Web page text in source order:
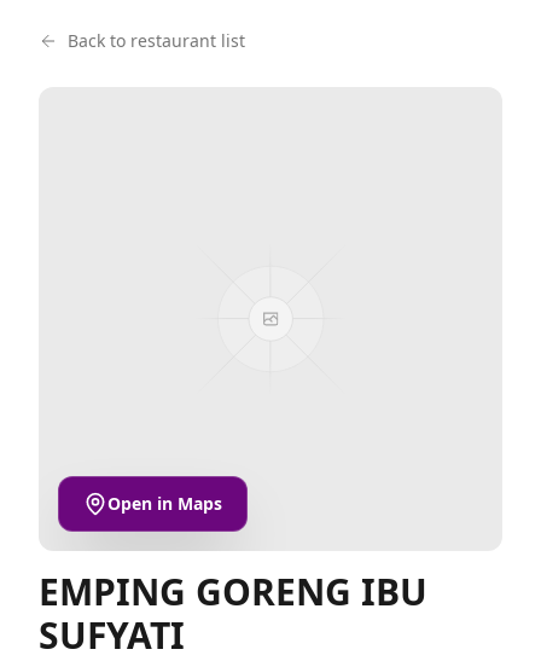
Back to restaurant list
Open in Maps
EMPING GORENG IBU
SUFYATI